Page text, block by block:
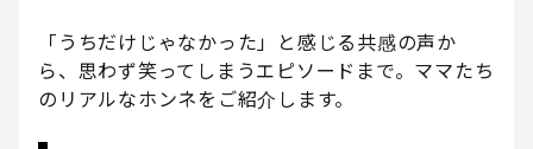
「うちだけじゃなかった」と感じる共感の声か
ら、思わず笑ってしまうエピソードまで。ママたち
のリアルなホンネをご紹介します。